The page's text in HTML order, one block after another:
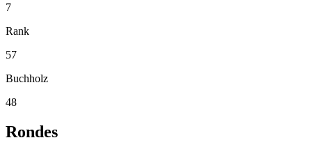
7
Rank
57
Buchholz
48
Rondes